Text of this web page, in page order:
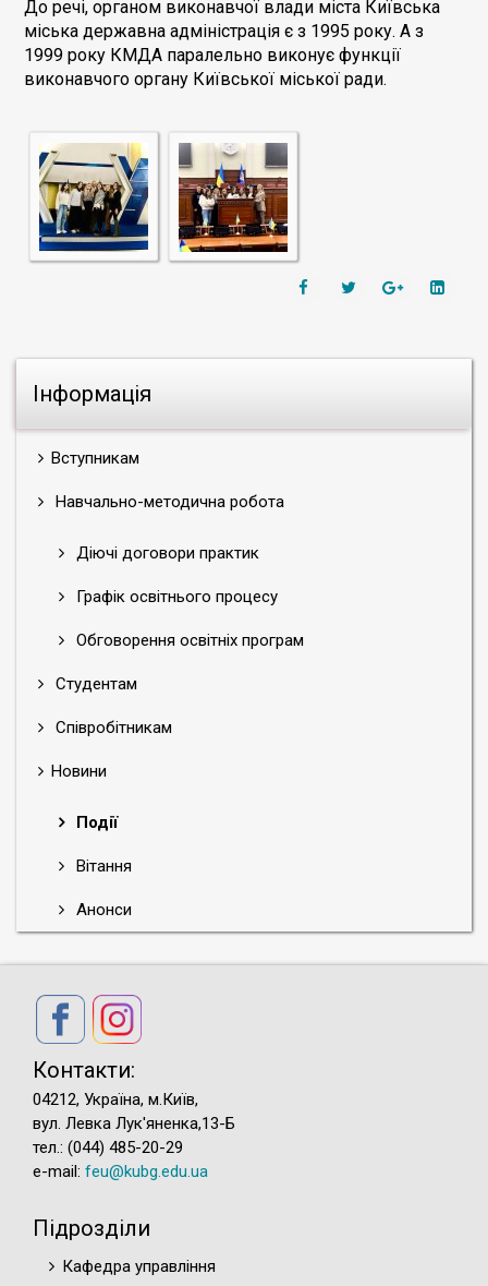
Інформація
Вступникам
Навчально-методична робота
Діючі договори практик
Графік освітнього процесу
Обговорення освітніх програм
Студентам
Співробітникам
Новини
Події
Вітання
Анонси
До речі, органом виконавчої влади міста Київська
міська державна адміністрація є з 1995 року. А з
1999 року КМДА паралельно виконує функції
виконавчого органу Київської міської ради.
Контакти:
04212, Україна, м.Київ,
вул. Левка Лук'яненка,13-Б
тел.: (044) 485-20-29
e-mail: feu@kubg.edu.ua
Підрозділи
Кафедра управління